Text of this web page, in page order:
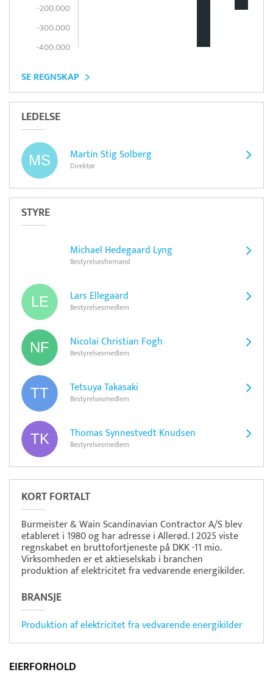
-200.000
-300.000
-400.000
SE REGNSKAP
LEDELSE
Martin Stig Solberg
Direktør
STYRE
Michael Hedegaard Lyng
Bestyrelsesformand
Lars Ellegaard
Bestyrelsesmedlem
Nicolai Christian Fogh
Bestyrelsesmedlem
Tetsuya Takasaki
Bestyrelsesmedlem
Thomas Synnestvedt Knudsen
Bestyrelsesmedlem
KORT FORTALT
Burmeister & Wain Scandinavian Contractor A/S blev
etableret i 1980 og har adresse i Allerød. I 2025 viste
regnskabet en bruttofortjeneste på DKK -11 mio.
Virksomheden er et aktieselskab i branchen
produktion af elektricitet fra vedvarende energikilder.
BRANSJE
Produktion af elektricitet fra vedvarende energikilder
EIERFORHOLD